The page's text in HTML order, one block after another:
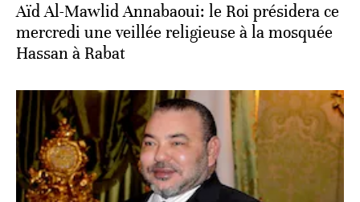
Aïd Al-Mawlid Annabaoui: le Roi présidera ce
mercredi une veillée religieuse à la mosquée
Hassan à Rabat